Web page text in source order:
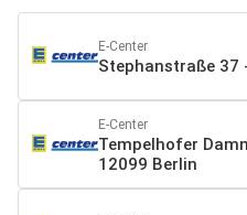
E-Center
Stephanstraße 37
E-Center
Tempelhofer
12099 Berlin